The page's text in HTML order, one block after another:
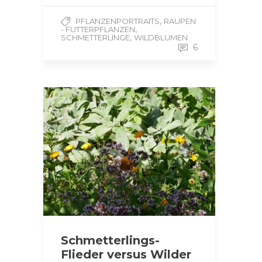
PFLANZENPORTRAITS, RAUPEN
- FUTTERPFLANZEN,
SCHMETTERLINGE, WILDBLUMEN
6
Schmetterlings-
Flieder versus Wilder